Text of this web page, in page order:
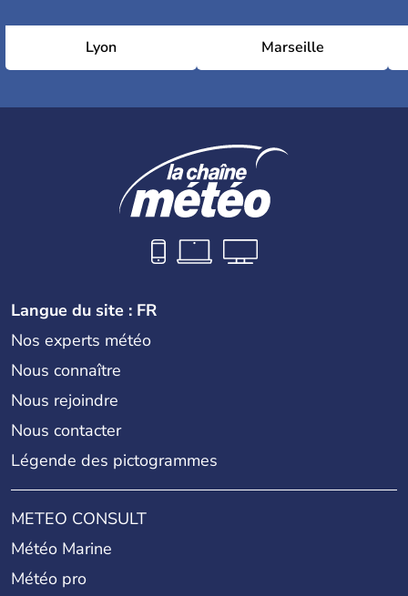
Lyon Marseille
Langue du site : FR
Nos experts météo
Nous connaître
Nous rejoindre
Nous contacter
Légende des pictogrammes
METEO CONSULT
Météo Marine
Météo pro